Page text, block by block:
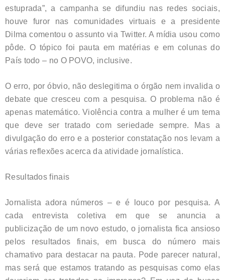
estuprada”, a campanha se difundiu nas redes sociais,
houve furor nas comunidades virtuais e a presidente
Dilma comentou o assunto via Twitter. A mídia usou como
pôde. O tópico foi pauta em matérias e em colunas do
País todo – no O POVO, inclusive.
O erro, por óbvio, não deslegitima o órgão nem invalida o
debate que cresceu com a pesquisa. O problema não é
apenas matemático. Violência contra a mulher é um tema
que deve ser tratado com seriedade sempre. Mas a
divulgação do erro e a posterior constatação nos levam a
várias reflexões acerca da atividade jornalística.
Resultados finais
Jornalista adora números – e é louco por pesquisa. A
cada entrevista coletiva em que se anuncia a
publicização de um novo estudo, o jornalista fica ansioso
pelos resultados finais, em busca do número mais
chamativo para destacar na pauta. Pode parecer natural,
mas será que estamos tratando as pesquisas como elas